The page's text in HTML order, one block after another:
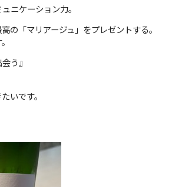
ニケーション力。
の「マリアージュ」をプレゼントする。
う』
いです。